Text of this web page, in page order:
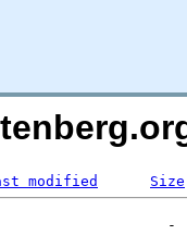
modified Size